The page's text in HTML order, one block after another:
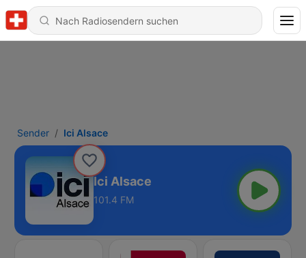
Sender Ici Alsace
Ici Alsace
101.4 FM